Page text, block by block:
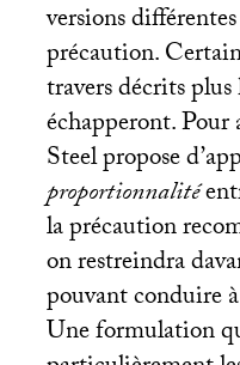
versions
précaution.
travers décrits plus
échapperont.
Steel propose
proportionnalité
la précaution
on restreindra
pouvant conduire
Une formulation